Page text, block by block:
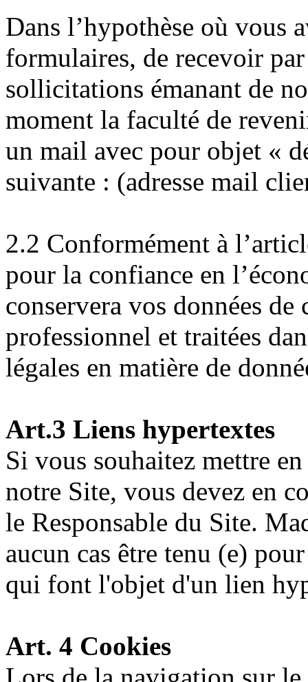
Dans l’hypothèse où vous
formulaires, de recevoir
sollicitations émanant de
moment la faculté de
un mail avec pour objet «
suivante : (adresse mail
2.2 Conformément à
pour la confiance en
conservera vos données
professionnel et traitées
légales en matière de
Art.3 Liens hypertextes
Si vous souhaitez mettre
notre Site, vous devez en
le Responsable du Site.
aucun cas être tenu (e)
qui font l'objet d'un lien
Art. 4 Cookies